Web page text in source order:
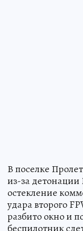
В поселке
из-за
остекление
удара второго
разбито окно и
беспилотник